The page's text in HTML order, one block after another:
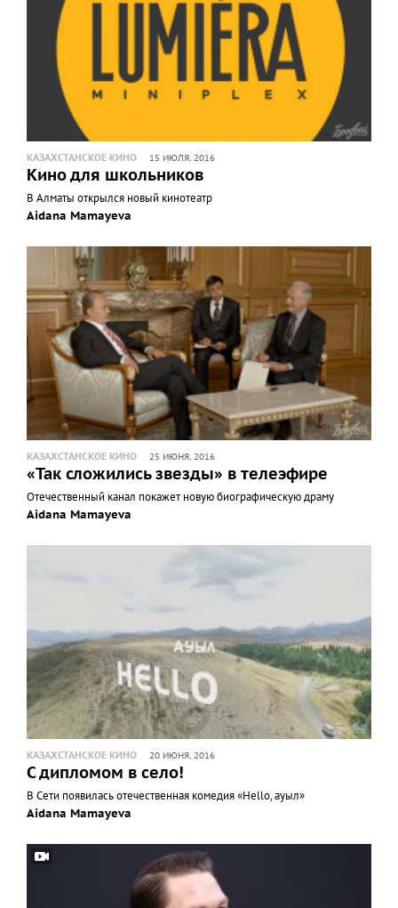
КАЗАХСТАНСКОЕ КИНО 15 ИЮЛЯ, 2016
Кино для школьников
В Алматы открылся новый кинотеатр
Aidana Mamayeva
КАЗАХСТАНСКОЕ КИНО 25 ИЮНЯ, 2016
«Так сложились звезды» в телеэфире
Отечественный канал покажет новую биографическую драму
Aidana Mamayeva
КАЗАХСТАНСКОЕ КИНО 20 ИЮНЯ, 2016
С дипломом в село!
В Сети появилась отечественная комедия «Hello, ауыл»
Aidana Mamayeva